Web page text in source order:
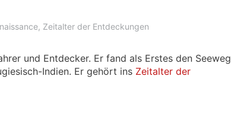
, Zeitalter der Entdeckungen
und Entdecker. Er fand als Erstes den Seeweg
Indien. Er gehört ins Zeitalter der